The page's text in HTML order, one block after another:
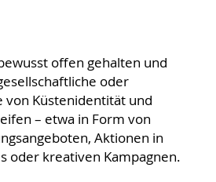
offen gehalten und
oder
von Küstenidentität und
– etwa in Form von
Aktionen in
oder kreativen Kampagnen.